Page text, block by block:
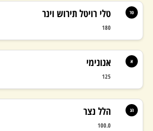
טלי רויטל תירוש וינר
180
טר
אנונימי
125
א
הלל נצר
100.0
הנ